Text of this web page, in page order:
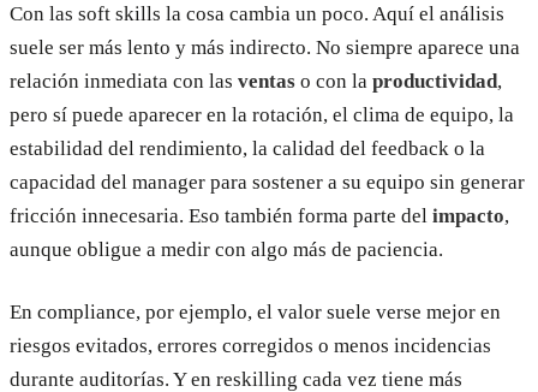
Con las soft skills la cosa cambia un poco. Aquí el análisis
suele ser más lento y más indirecto. No siempre aparece una
relación inmediata con las ventas o con la productividad,
pero sí puede aparecer en la rotación, el clima de equipo, la
estabilidad del rendimiento, la calidad del feedback o la
capacidad del manager para sostener a su equipo sin generar
fricción innecesaria. Eso también forma parte del impacto,
aunque obligue a medir con algo más de paciencia.
En compliance, por ejemplo, el valor suele verse mejor en
riesgos evitados, errores corregidos o menos incidencias
durante auditorías. Y en reskilling cada vez tiene más